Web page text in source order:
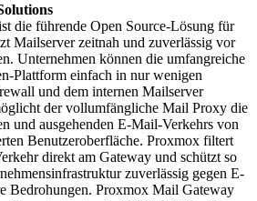
die führende Open Source-Lösung für
Mailserver zeitnah und zuverlässig vor
Unternehmen können die umfangreiche
Plattform einfach in nur wenigen
und dem internen Mailserver
der vollumfängliche Mail Proxy die
und ausgehenden E-Mail-Verkehrs von
Benutzeroberfläche. Proxmox filtert
direkt am Gateway und schützt so
zuverlässig gegen E-
Bedrohungen. Proxmox Mail Gateway